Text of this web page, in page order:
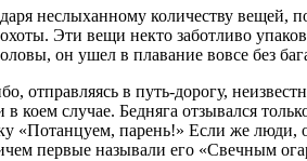
неслыханному количеству вещей,
Эти вещи некто заботливо
он ушел в плавание вовсе без
отправляясь в путь-дорогу,
в коем случае. Бедняга отзывался
«Потанцуем, парень!» Если же люди,
первые называли его «Свечным